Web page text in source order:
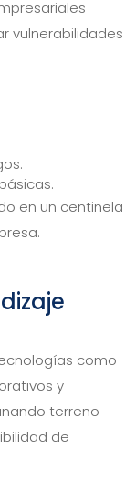
vulnerabilidades
en un centinela
como
y
terreno
de